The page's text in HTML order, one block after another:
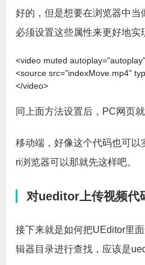
好的，但是想要在浏览器中
必须设置这些属性来更好地实
<video muted
<source src="indexMove.mp4"
</video>
同上面方法设置后，PC网页
移动端，好像这个代码也可以
ri浏览器可以那就先这样吧。
对ueditor上传视频代
接下来就是如何把UEditor里
辑器目录进行查找，应该是